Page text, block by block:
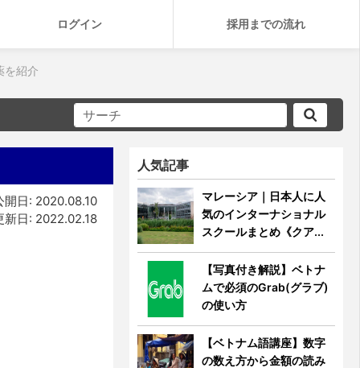
ログイン 採用までの流れ
を紹介
開日: 2020.08.10
新日: 2022.02.18
人気記事
マレーシア｜日本人に人
気のインターナショナル
スクールまとめ《クア...
【写真付き解説】ベトナ
ムで必須のGrab(グラブ)
の使い方
【ベトナム語講座】数字
の数え方から金額の読み